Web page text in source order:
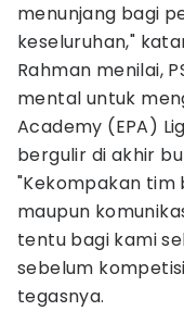
menunjang bagi
keseluruhan,"
Rahman menilai,
mental untuk
Academy (EPA)
bergulir di akhir
"Kekompakan
maupun
tentu bagi kami
sebelum
tegasnya.